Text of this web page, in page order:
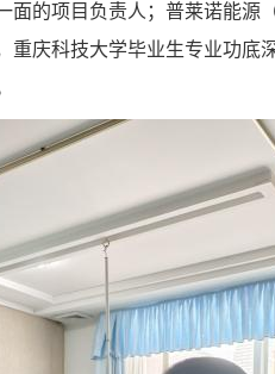
面的项目负责人；普莱诺能
重庆科技大学毕业生专业功